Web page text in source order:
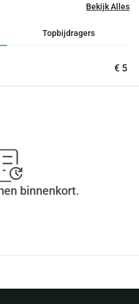
Bekijk Alles
Topbijdragers
€ 5
binnenkort.